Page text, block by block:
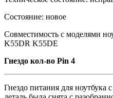
Состояние: новое
Совместимость с моделями
K55DR K55DE
Гнездо кол-во Pin 4
Гнездо питания для ноутбука